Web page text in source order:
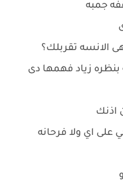
جمبه
الانسه تقربلك؟
زياد فهمها دى
اذنك
على اي ولا فرحانه